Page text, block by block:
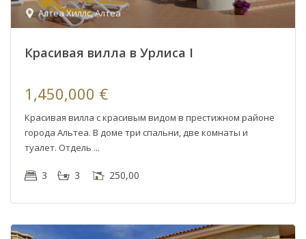
Алтеа Хиллс,Алтеа
Красивая вилла в Урлиса I
1,450,000 €
Красивая вилла с красивым видом в престижном районе
города Альтеа. В доме три спальни, две комнаты и
туалет. Отдель
3 3 250,00